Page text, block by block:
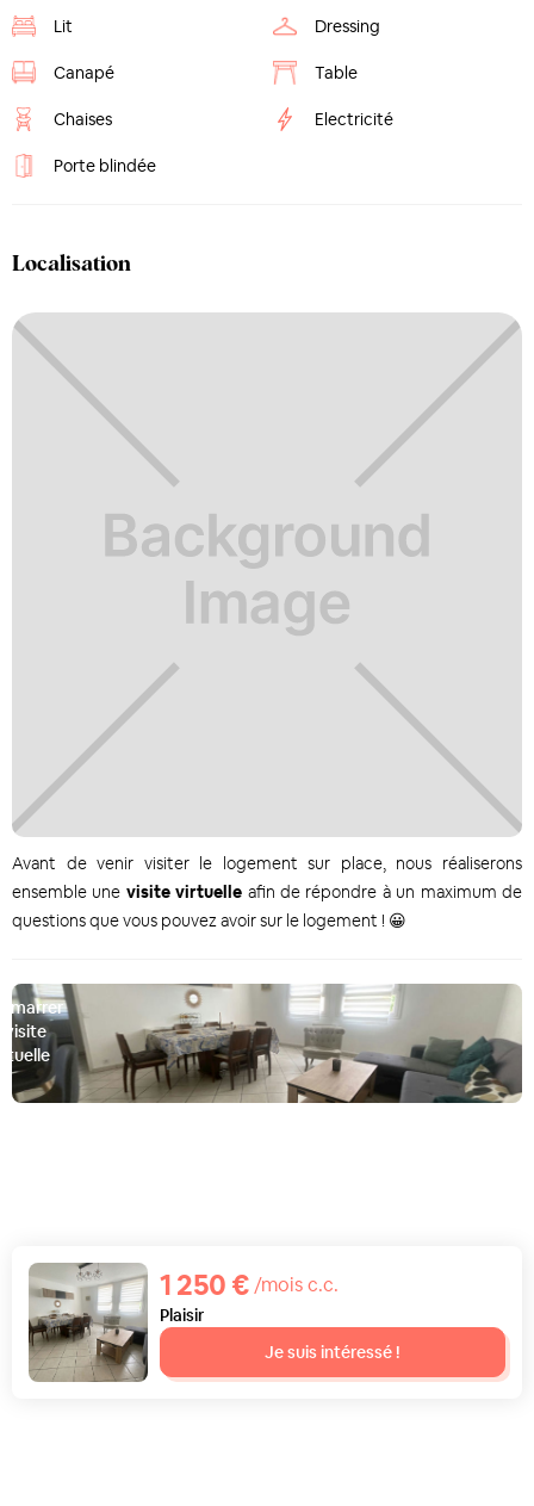
Lit Dressing
Canapé Table
Chaises Electricité
Porte blindée
Localisation
Avant de venir visiter le logement sur place, nous réaliserons
ensemble une visite virtuelle afin de répondre à un maximum de
questions que vous pouvez avoir sur le logement ! 😀
visite
1 250 € /mois c.c.
Plaisir
Je suis intéressé !